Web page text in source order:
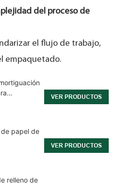
del proceso de
el flujo de trabajo,
empaquetado.
VER PRODUCTOS
papel de
VER PRODUCTOS
relleno de